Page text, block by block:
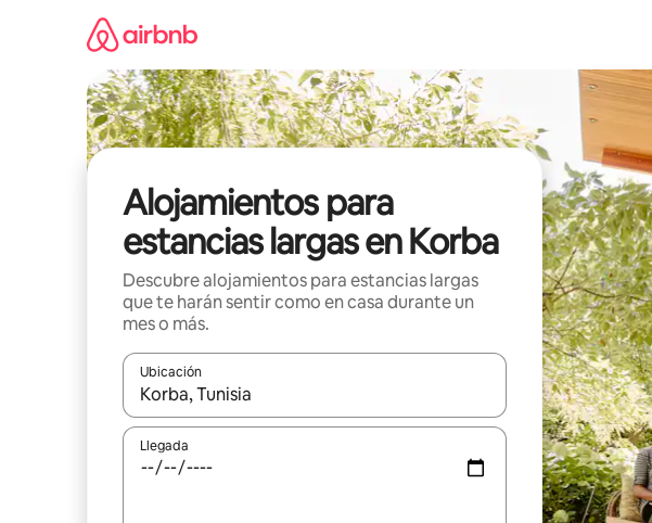
Alojamientos para
estancias largas en Korba
Descubre alojamientos para estancias largas
que te harán sentir como en casa durante un
mes o más.
Ubicación
Cuando los resultados estén disponibles, podrás navegar usando las
Llegada